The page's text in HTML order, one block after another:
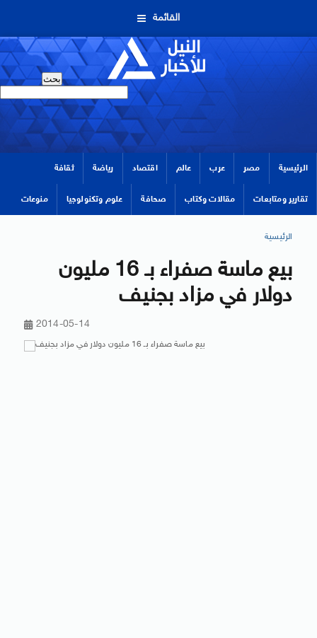
القائمة
الرئيسية مصر عرب عالم اقتصاد رياضة ثقافة
تقارير ومتابعات مقالات وكتاب صحافة علوم وتكنولوجيا منوعات
الرئيسية
بيع ماسة صفراء بـ 16 مليون
دولار في مزاد بجنيف
2014-05-14